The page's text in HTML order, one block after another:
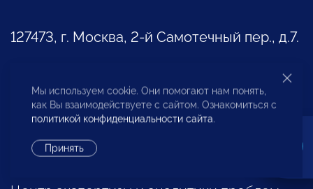
127473, г. Москва, 2-й Самотечный пер., д.7.
Представители за рубежом
Другие контакты
Мы используем cookie. Они помогают нам понять,
как Вы взаимодействуете с сайтом. Ознакомиться с
политикой конфиденциальности сайта.
Принять